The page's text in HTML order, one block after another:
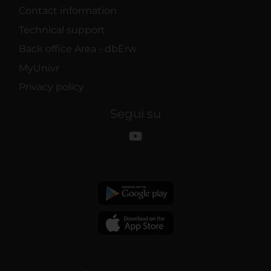
Contact information
Technical support
Back office Area - dbErw
MyUnivr
Privacy policy
Segui su